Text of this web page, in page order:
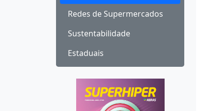
Redes de Supermercados
Sustentabilidade
Estaduais